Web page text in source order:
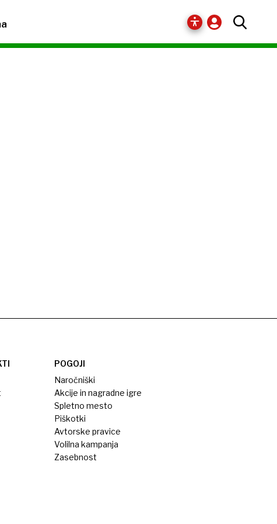
POGOJI
Naročniški
Akcije in nagradne igre
Spletno mesto
Piškotki
Avtorske pravice
Volilna kampanja
Zasebnost